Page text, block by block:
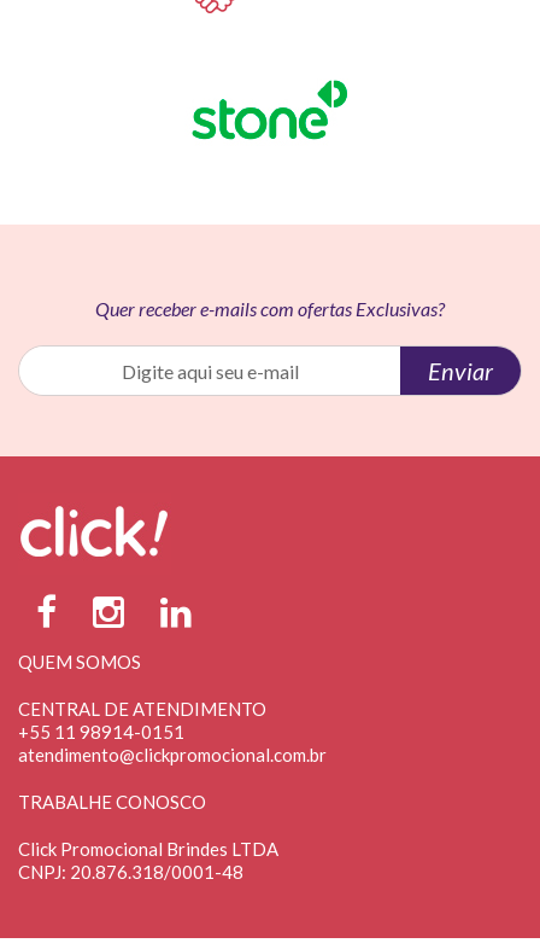
Quer receber e-mails com ofertas Exclusivas?
Enviar
QUEM SOMOS
CENTRAL DE ATENDIMENTO
+55 11 98914-0151
atendimento@clickpromocional.com.br
TRABALHE CONOSCO
Click Promocional Brindes LTDA
CNPJ: 20.876.318/0001-48